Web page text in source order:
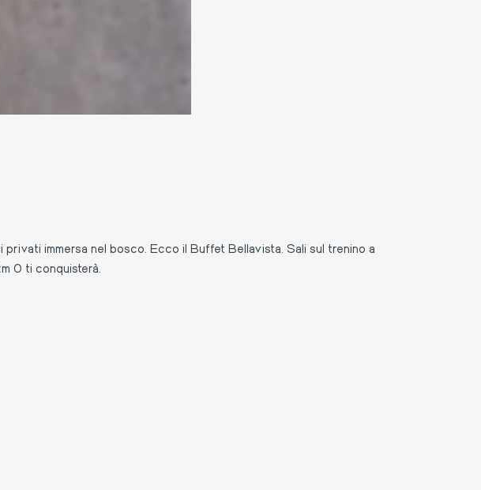
immersa nel bosco. Ecco il Buffet Bellavista. Sali sul trenino a
0 ti conquisterà.